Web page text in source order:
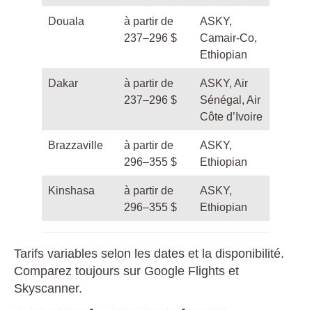
Douala
à partir de
237–296 $
ASKY,
Camair-Co,
Ethiopian
Dakar
à partir de
237–296 $
ASKY, Air
Sénégal, Air
Côte d’Ivoire
Brazzaville
à partir de
296–355 $
ASKY,
Ethiopian
Kinshasa
à partir de
296–355 $
ASKY,
Ethiopian
Tarifs variables selon les dates et la disponibilité.
Comparez toujours sur Google Flights et
Skyscanner.